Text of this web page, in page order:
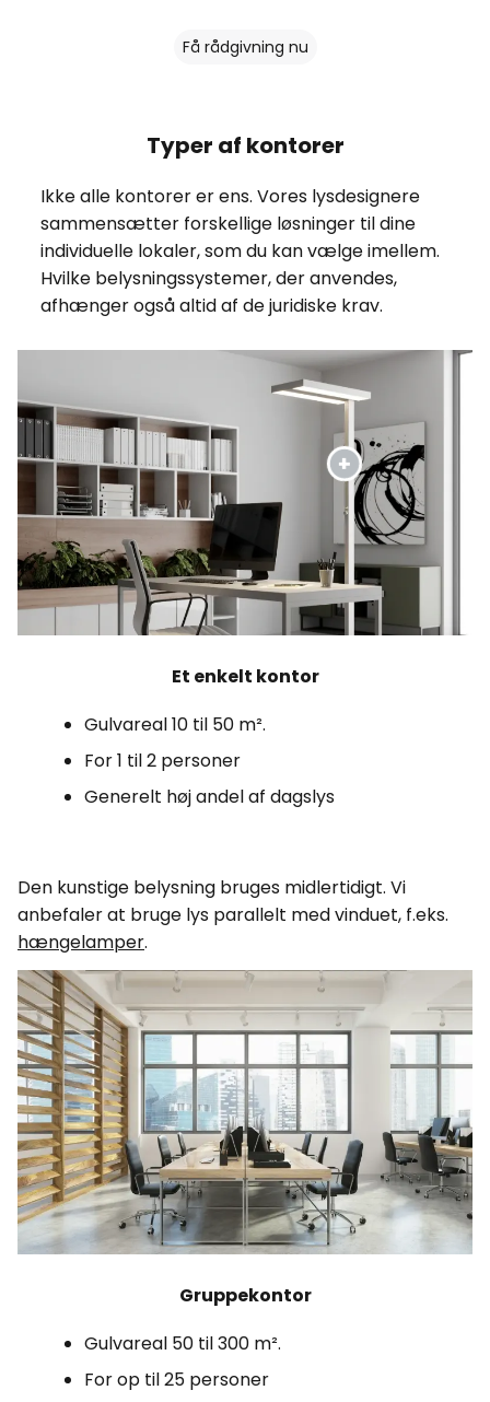
Få rådgivning nu
Typer af kontorer
Ikke alle kontorer er ens. Vores lysdesignere
sammensætter forskellige løsninger til dine
individuelle lokaler, som du kan vælge imellem.
Hvilke belysningssystemer, der anvendes,
afhænger også altid af de juridiske krav.
Et enkelt kontor
Gulvareal 10 til 50 m².
For 1 til 2 personer
Generelt høj andel af dagslys
Den kunstige belysning bruges midlertidigt. Vi
anbefaler at bruge lys parallelt med vinduet, f.eks.
hængelamper.
Gruppekontor
Gulvareal 50 til 300 m².
For op til 25 personer